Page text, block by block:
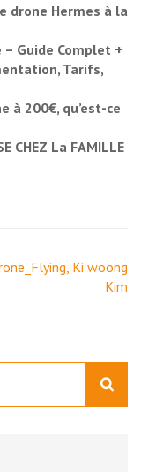
drone Hermes à la
Guide Complet +
Tarifs,
à 200€, qu’est-ce
CHEZ La FAMILLE
Ki woong
Kim